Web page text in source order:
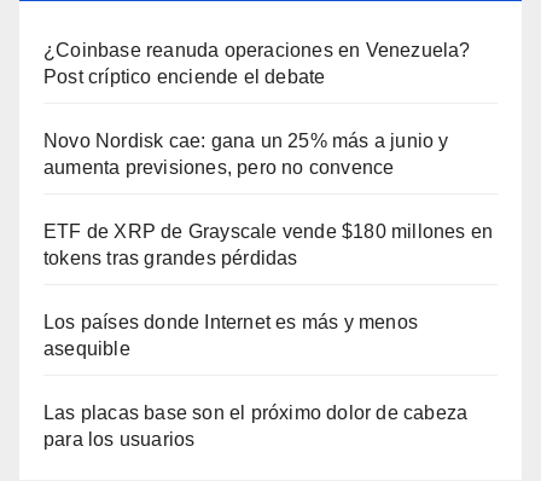
¿Coinbase reanuda operaciones en Venezuela?
Post críptico enciende el debate
Novo Nordisk cae: gana un 25% más a junio y
aumenta previsiones, pero no convence
ETF de XRP de Grayscale vende $180 millones en
tokens tras grandes pérdidas
Los países donde Internet es más y menos
asequible
Las placas base son el próximo dolor de cabeza
para los usuarios